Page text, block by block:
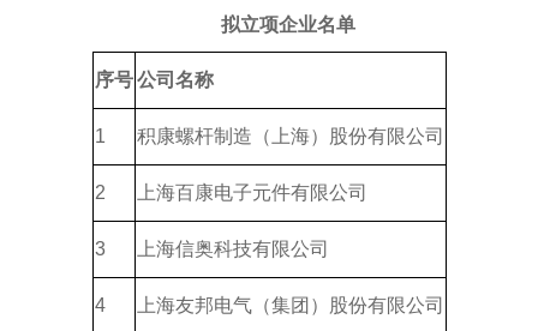
拟立项企业名单
序号 公司名称
1 积康螺杆制造（上海）股份有限公司
2 上海百康电子元件有限公司
3 上海信奥科技有限公司
4 上海友邦电气（集团）股份有限公司